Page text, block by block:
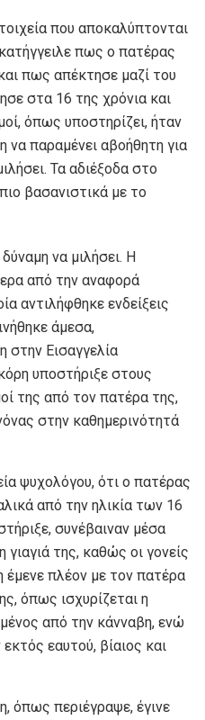
που αποκαλύπτονται
πως ο πατέρας
πως απέκτησε μαζί του
στα 16 της χρόνια και
όπως υποστηρίζει, ήταν
να παραμένει αβοήθητη για
Τα αδιέξοδα στο
βασανιστικά με το
να μιλήσει. Η
από την αναφορά
αντιλήφθηκε ενδείξεις
άμεσα,
στην Εισαγγελία
υποστήριξε στους
της από τον πατέρα της,
στην καθημερινότητά
ψυχολόγου, ότι ο πατέρας
από την ηλικία των 16
συνέβαιναν μέσα
γιαγιά της, καθώς οι γονείς
έμενε πλέον με τον πατέρα
όπως ισχυρίζεται η
από την κάνναβη, ενώ
εαυτού, βίαιος και
όπως περιέγραψε, έγινε